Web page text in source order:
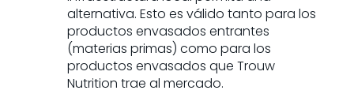
alternativa. Esto es válido tanto para los
productos envasados ​​entrantes
(materias primas) como para los
productos envasados ​​que Trouw
Nutrition trae al mercado.